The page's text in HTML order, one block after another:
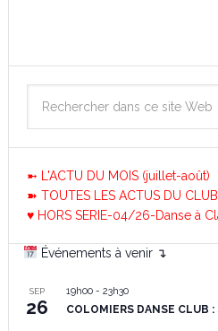
➼ L'ACTU DU MOIS (juillet-août)
➽ TOUTES LES ACTUS DU CLUB
♥ HORS SERIE-04/26-Danse à
Événements à venir ↴
SEP
26
19h00- 23h30
COLOMIERS DANSE